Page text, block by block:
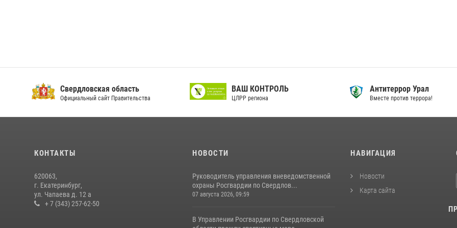
Свердловская область
Официальный сайт Правительства
ВАШ КОНТРОЛЬ
ЦЛРР региона
Антитеррор Урал
Вместе против террора!
КОНТАКТЫ
620063,
г. Екатеринбург,
ул. Чапаева д. 12 а
+ 7 (343) 257-62-50
НОВОСТИ
Руководитель управления вневедомственной
охраны Росгвардии по Свердлов...
07 августа 2026, 09:59
В Управлении Росгвардии по Свердловской
НАВИГАЦИЯ
Новости
Карта сайта